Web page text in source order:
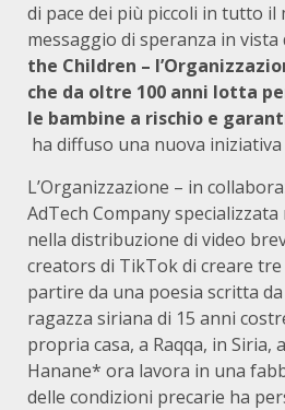
di pace dei più piccoli in tutto il
messaggio di speranza in
the Children –
che da oltre 100 anni lotta
le bambine a rischio e
ha diffuso una nuova
L’Organizzazione – in
AdTech Company
nella distribuzione di video
creators di TikTok di creare
partire da una poesia scritta da
ragazza siriana di 15 anni
propria casa, a Raqqa, in Siria,
Hanane* ora lavora in una
delle condizioni precarie ha